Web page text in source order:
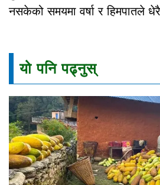
नसकेको समयमा वर्षा र हिमपातले
यो पनि पढ्नुस्